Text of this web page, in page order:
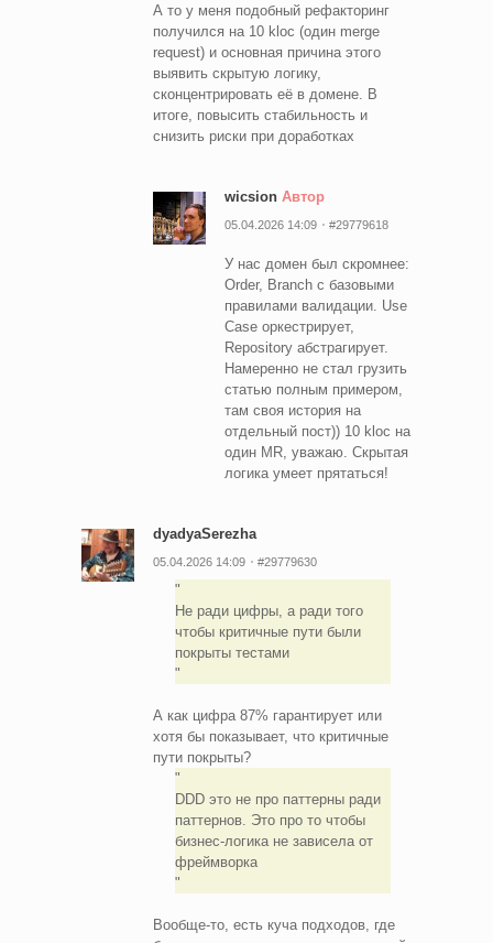
А то у меня подобный рефакторинг
получился на 10 kloc (один merge
request) и основная причина этого
выявить скрытую логику,
сконцентрировать её в домене. В
итоге, повысить стабильность и
снизить риски при доработках
wicsion Автор
05.04.2026 14:09 #29779618
У нас домен был скромнее:
Order, Branch с базовыми
правилами валидации. Use
Case оркестрирует,
Repository абстрагирует.
Намеренно не стал грузить
статью полным примером,
там своя история на
отдельный пост)) 10 kloc на
один MR, уважаю. Скрытая
логика умеет прятаться!
dyadyaSerezha
05.04.2026 14:09 #29779630
Не ради цифры, а ради того
чтобы критичные пути были
покрыты тестами
А как цифра 87% гарантирует или
хотя бы показывает, что критичные
пути покрыты?
DDD это не про паттерны ради
паттернов. Это про то чтобы
бизнес-логика не зависела от
фреймворка
Вообще-то, есть куча подходов, где